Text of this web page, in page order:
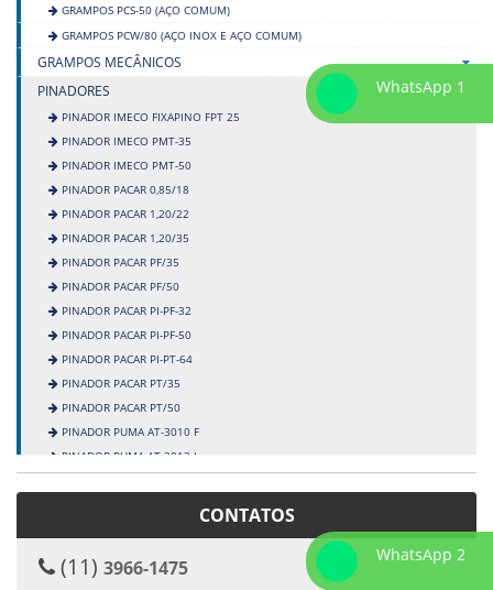
GRAMPOS PCS-50 (AÇO COMUM)
GRAMPOS PCW/80 (AÇO INOX E AÇO COMUM)
GRAMPOS MECÂNICOS
PINADORES
PINADOR IMECO FIXAPINO FPT 25
PINADOR IMECO PMT-35
PINADOR IMECO PMT-50
PINADOR PACAR 0,85/18
PINADOR PACAR 1,20/22
PINADOR PACAR 1,20/35
PINADOR PACAR PF/35
PINADOR PACAR PF/50
PINADOR PACAR PI-PF-32
PINADOR PACAR PI-PF-50
PINADOR PACAR PI-PT-64
PINADOR PACAR PT/35
PINADOR PACAR PT/50
PINADOR PUMA AT-3010 F
PINADOR PUMA AT-3012 L
PINOS
PINOS PA 0,64
CONTATOS
(11) 3966-1475
WhatsApp 1
WhatsApp 2